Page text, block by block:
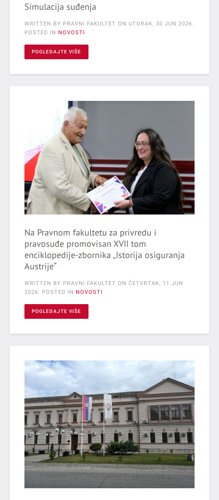
Simulacija suđenja
WRITTEN BY PRAVNI FAKULTET ON UTORAK, 30 JUN 2026.
POSTED IN NOVOSTI
POGLEDAJTE VIŠE
Na Pravnom fakultetu za privredu i
pravosuđe promovisan XVII tom
enciklopedije-zbornika „Istorija osiguranja
Austrije“
WRITTEN BY PRAVNI FAKULTET ON ČETVRTAK, 11 JUN
2026. POSTED IN NOVOSTI
POGLEDAJTE VIŠE